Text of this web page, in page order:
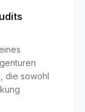
die sowohl